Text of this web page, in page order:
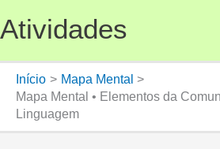
para
conteúdo
Atividades
Início
Mapa Mental
Mapa Mental • Elementos da
Linguagem